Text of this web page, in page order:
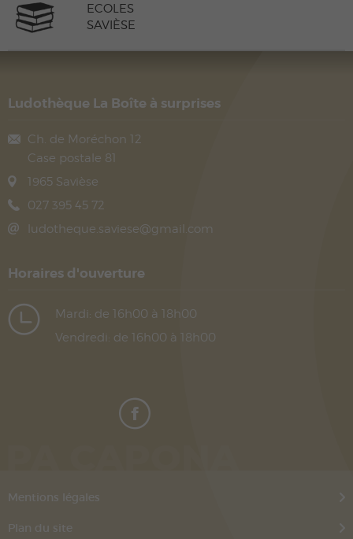
ECOLES
SAVIÈSE
Ludothèque La Boîte à surprises
Ch. de Moréchon 12
Case postale 81
1965 Savièse
027 395 45 72
ludotheque.saviese@gmail.com
Horaires d'ouverture
Mardi: de 16h00 à 18h00
Vendredi: de 16h00 à 18h00
Mentions légales
Plan du site